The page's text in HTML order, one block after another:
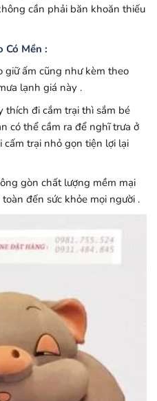
cần phải băn khoăn thiếu
Có Mền :
giữ ấm cũng như kèm theo
lạnh giá này .
thích đi cắm trại thì sắm bé
có thể cầm ra để nghĩ trưa ở
trại nhỏ gọn tiện lợi lại
gòn chất lượng mềm mại
đến sức khỏe mọi người .